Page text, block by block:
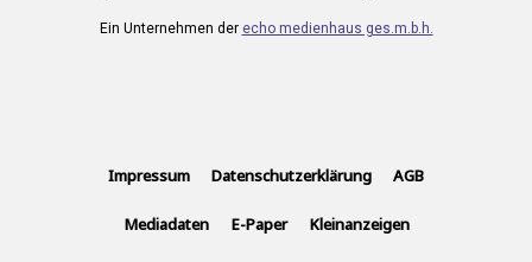
Ein Unternehmen der echo medienhaus ges.m.b.h.
Impressum Datenschutzerklärung AGB
Mediadaten E-Paper Kleinanzeigen